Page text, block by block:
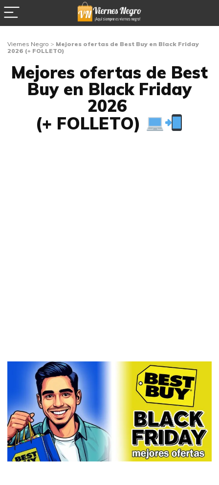
Viernes Negro > Mejores ofertas de Best Buy en Black Friday
2026 (+ FOLLETO)
Mejores ofertas de Best
Buy en Black Friday
2026
(+ FOLLETO)